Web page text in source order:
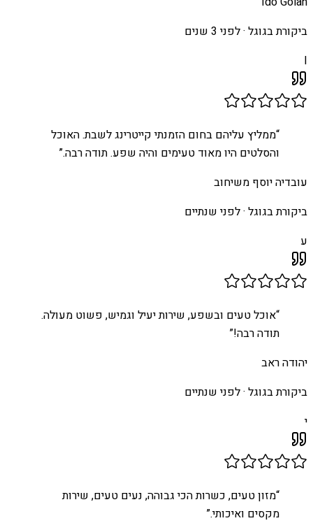
ביקורת בגוגל ·לפני 3 שנים
I
“ממליץ עליהם בחום הזמנתי קייטרינג לשבת. האוכל
והסלטים היו מאוד טעימים והיה שפע. תודה רבה.”
עובדיה יוסף משיחוב
ביקורת בגוגל ·לפני שנתיים
ע
“אוכל טעים ובשפע, שירות יעיל וגמיש, פשוט מעולה.
תודה רבה!”
יהודה ראב
ביקורת בגוגל ·לפני שנתיים
י
“מזון טעים, כשרות הכי גבוהה, נעים טעים, שירות
מקסים ואיכותי.”